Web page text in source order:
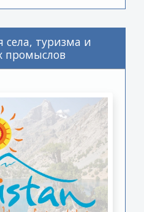
села, туризма и
промыслов